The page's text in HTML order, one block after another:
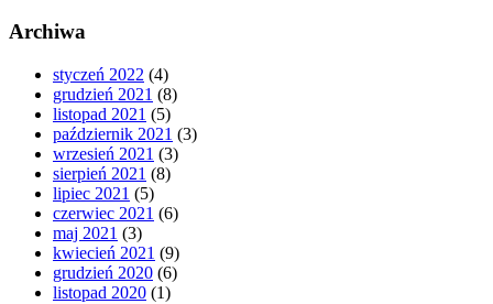
Archiwa
styczeń 2022 (4)
grudzień 2021 (8)
listopad 2021 (5)
październik 2021 (3)
wrzesień 2021 (3)
sierpień 2021 (8)
lipiec 2021 (5)
czerwiec 2021 (6)
maj 2021 (3)
kwiecień 2021 (9)
grudzień 2020 (6)
listopad 2020 (1)